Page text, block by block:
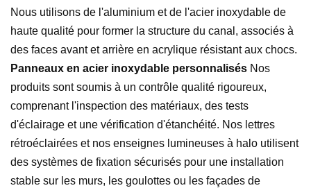
Nous utilisons de l'aluminium et de l'acier inoxydable de
haute qualité pour former la structure du canal, associés à
des faces avant et arrière en acrylique résistant aux chocs.
Panneaux en acier inoxydable personnalisés Nos
produits sont soumis à un contrôle qualité rigoureux,
comprenant l'inspection des matériaux, des tests
d'éclairage et une vérification d'étanchéité. Nos lettres
rétroéclairées et nos enseignes lumineuses à halo utilisent
des systèmes de fixation sécurisés pour une installation
stable sur les murs, les goulottes ou les façades de